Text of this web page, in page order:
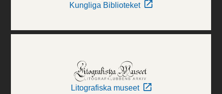
Kungliga Biblioteket
Litografiska museet